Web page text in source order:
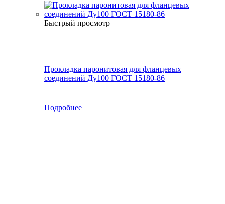
Быстрый просмотр
Прокладка паронитовая для фланцевых
соединений Ду100 ГОСТ 15180-86
Подробнее